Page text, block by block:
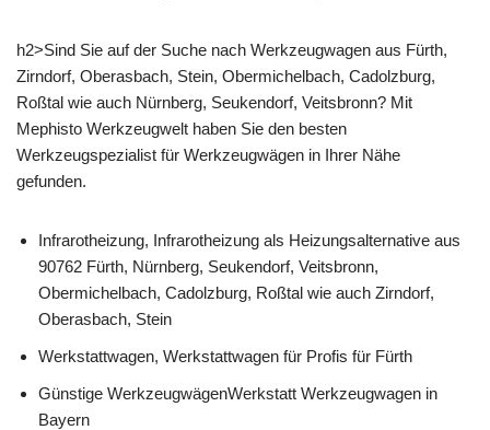
h2>Sind Sie auf der Suche nach Werkzeugwagen aus Fürth,
Zirndorf, Oberasbach, Stein, Obermichelbach, Cadolzburg,
Roßtal wie auch Nürnberg, Seukendorf, Veitsbronn? Mit
Mephisto Werkzeugwelt haben Sie den besten
Werkzeugspezialist für Werkzeugwägen in Ihrer Nähe
gefunden.
Infrarotheizung, Infrarotheizung als Heizungsalternative aus
90762 Fürth, Nürnberg, Seukendorf, Veitsbronn,
Obermichelbach, Cadolzburg, Roßtal wie auch Zirndorf,
Oberasbach, Stein
Werkstattwagen, Werkstattwagen für Profis für Fürth
Günstige WerkzeugwägenWerkstatt Werkzeugwagen in
Bayern